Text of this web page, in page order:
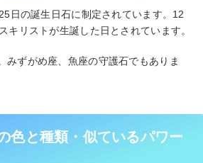
日の誕生日石に制定されています。12
キリストが生誕した日とされています。
みずがめ座、魚座の守護石でもありま
色と種類・似ているパワー